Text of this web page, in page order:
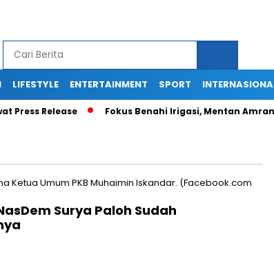
LIFESTYLE ENTERTAINMENT SPORT
Release Fokus Benahi Irigasi, Mentan Amran
Surya Paloh Sudah